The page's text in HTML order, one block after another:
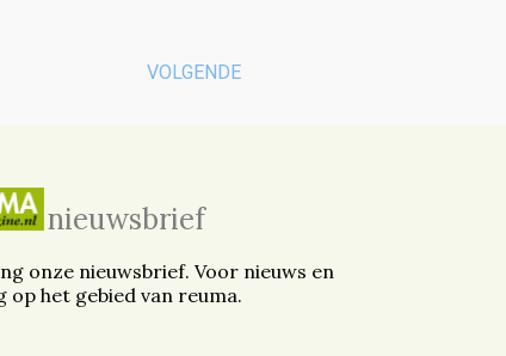
VOLGENDE
nieuwsbrief
onze nieuwsbrief. Voor nieuws en
op het gebied van reuma.